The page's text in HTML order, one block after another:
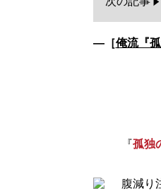
―［俺流『
『孤独
腹減り